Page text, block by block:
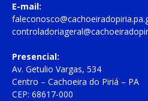
E-mail:
Presencial:
Av. Getulio Vargas, 534
Centro – Cachoeira do Piriá – PA
CEP: 68617-000